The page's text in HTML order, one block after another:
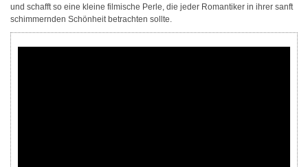
und schafft so eine kleine filmische Perle, die jeder Romantiker in ihrer sanft
schimmernden Schönheit betrachten sollte.